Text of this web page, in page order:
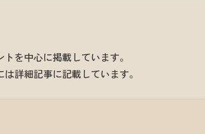
を中心に掲載しています。
詳細記事に記載しています。